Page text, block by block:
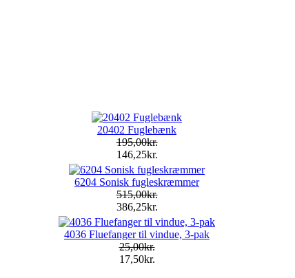
20402 Fuglebænk
195,00kr.
146,25kr.
6204 Sonisk fugleskræmmer
515,00kr.
386,25kr.
4036 Fluefanger til vindue, 3-pak
25,00kr.
17,50kr.